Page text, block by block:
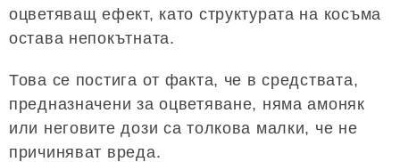
оцветяващ ефект, като структурата на косъма
остава непокътната.
Това се постига от факта, че в средствата,
предназначени за оцветяване, няма амоняк
или неговите дози са толкова малки, че не
причиняват вреда.